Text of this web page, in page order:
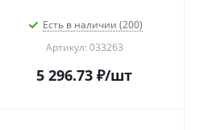
Есть в наличии (200)
Артикул: 033263
5 296.73 ₽/шт